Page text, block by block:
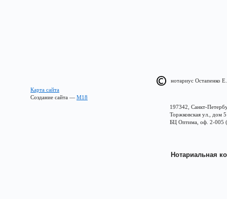
Карта сайта
Создание сайта — М18
нотариус Остапенко
197342, Санкт-
Торжковская ул., дом 5
БЦ Оптима, оф. 2-005
Нотариальная